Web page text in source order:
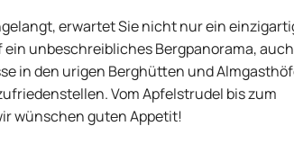
erwartet Sie nicht nur ein
unbeschreibliches Bergpanorama,
in den urigen Berghütten und
Vom Apfelstrudel bis zum
wünschen guten Appetit!